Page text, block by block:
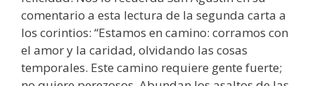
comentario a esta lectura de la segunda carta a
los corintios: “Estamos en camino: corramos con
el amor y la caridad, olvidando las cosas
temporales. Este camino requiere gente fuerte;